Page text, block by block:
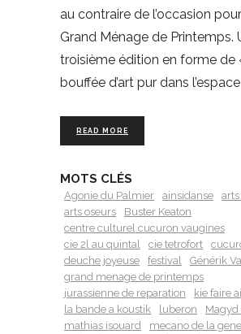
au contraire de l’occasion
Grand Ménage de Printemps.
troisième édition en forme de
bouffée d’art pur dans l’espace
READ MORE
MOTS CLÉS
Agonie du Palmier ainsidanse
arts oseurs
Buster Keaton
centre culturel cucuron vaugines
cie 2l au quintal
cie tetrofort
deuche joyeuse
festival
Générik
grand menage de printemps
jurassienne de reparation
kie faire
la bande a koustik
luberon
Magyd
mathias isouard
mecano de la